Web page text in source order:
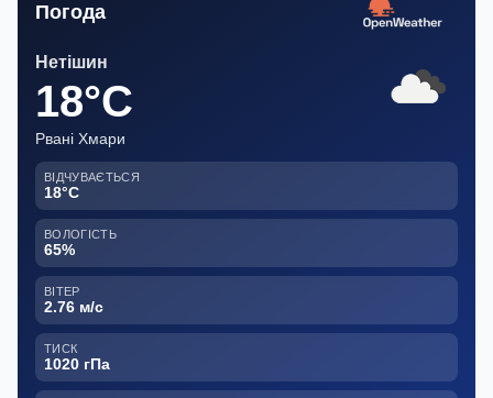
Погода
Нетішин
18°C
Рвані Хмари
ВІДЧУВАЄТЬСЯ
18°C
ВОЛОГІСТЬ
65%
ВІТЕР
2.76 м/с
ТИСК
1020 гПа